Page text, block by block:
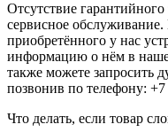
Отсутствие
сервисное
приобретённого у нас
информацию о нём в
также можете запросить
позвонив по телефону:
Что делать, если товар